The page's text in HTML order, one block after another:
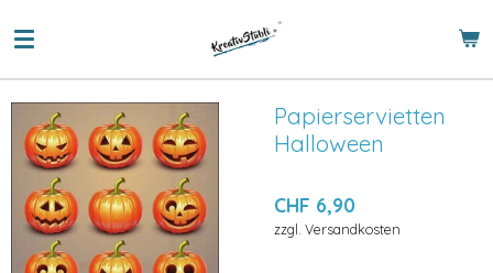
Hauptinhalt
Papierservietten
Halloween
CHF 6,90
zzgl. Versandkosten